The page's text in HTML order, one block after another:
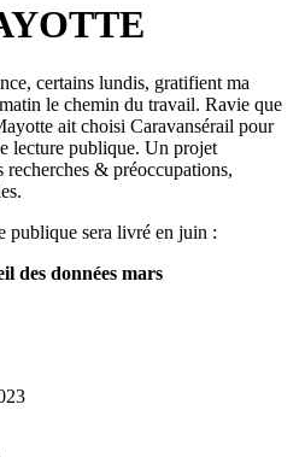
certains lundis, gratifient ma
le chemin du travail. Ravie que
ait choisi Caravansérail pour
lecture publique. Un projet
recherches & préoccupations,
publique sera livré en juin :
des données mars